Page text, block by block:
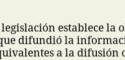
establece la
difundió la
a la difusión